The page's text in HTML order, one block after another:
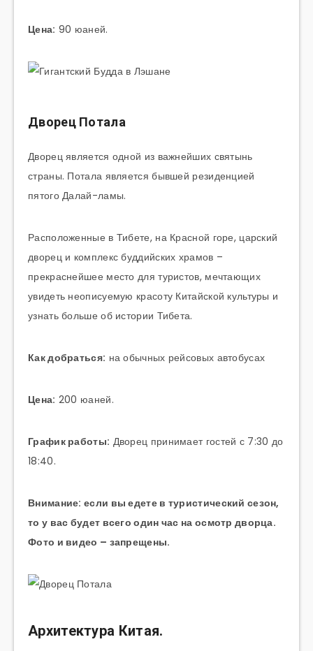
Цена: 90 юаней.
Дворец Потала
Дворец является одной из важнейших святынь
страны. Потала является бывшей резиденцией
пятого Далай-ламы.
Расположенные в Тибете, на Красной горе, царский
дворец и комплекс буддийских храмов –
прекраснейшее место для туристов, мечтающих
увидеть неописуемую красоту Китайской культуры и
узнать больше об истории Тибета.
Как добраться: на обычных рейсовых автобусах
Цена: 200 юаней.
График работы: Дворец принимает гостей с 7:30 до
18:40.
Внимание: если вы едете в туристический сезон,
то у вас будет всего один час на осмотр дворца.
Фото и видео – запрещены.
Архитектура Китая.